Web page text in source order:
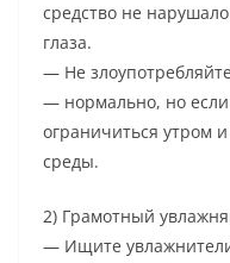
средство не
глаза.
— Не
— нормально, но
ограничиться утром
среды.
2) Грамотный
— Ищите